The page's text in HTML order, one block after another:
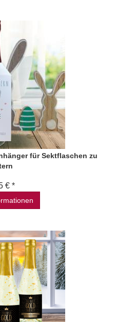
für Sektflaschen zu
€ *